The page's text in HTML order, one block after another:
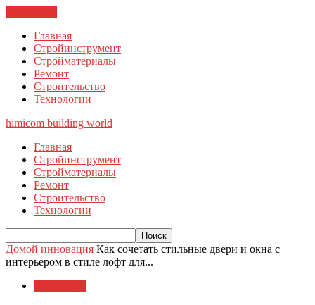
Главная
Стройинструмент
Стройматериалы
Ремонт
Строительство
Технологии
himicom building world
Главная
Стройинструмент
Стройматериалы
Ремонт
Строительство
Технологии
Домой инновация Как сочетать стильные двери и окна с
интерьером в стиле лофт для...